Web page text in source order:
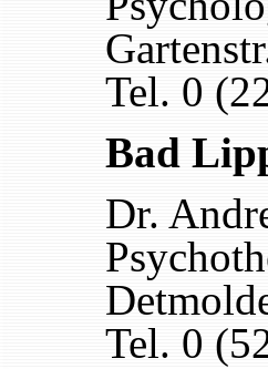
Tel. 0
Bad
Dr.
Tel. 0